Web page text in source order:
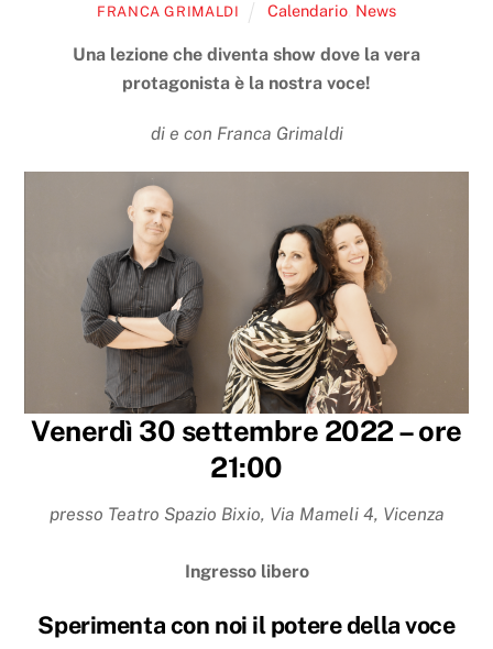
FRANCA GRIMALDI Calendario News
Una lezione che diventa show dove la vera
protagonista è la nostra voce!
di e con Franca Grimaldi
Venerdì 30 settembre 2022 – ore
21:00
presso Teatro Spazio Bixio, Via Mameli 4, Vicenza
Ingresso libero
Sperimenta con noi il potere della voce